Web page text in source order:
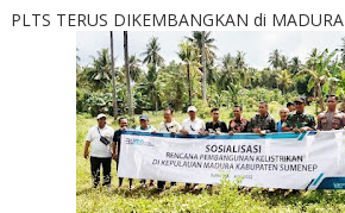
PLTS TERUS DIKEMBANGKAN di MADURA